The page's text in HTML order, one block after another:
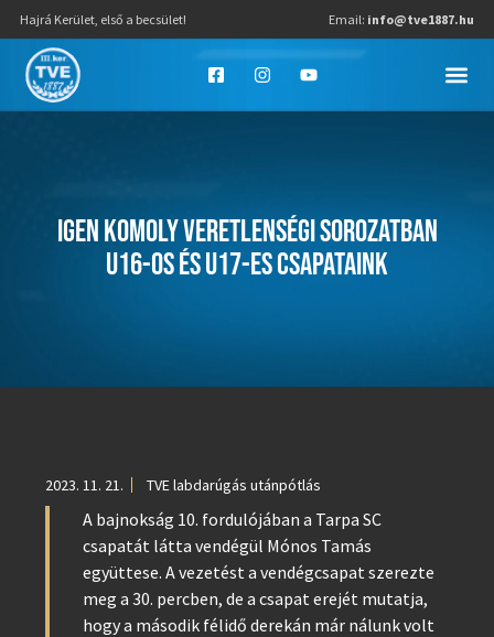
Hajrá Kerület, első a becsület! Email: info@tve1887.hu
IGEN KOMOLY VERETLENSÉGI SOROZATBAN
U16-OS ÉS U17-ES CSAPATAINK
2023. 11. 21. TVE labdarúgás utánpótlás
A bajnokság 10. fordulójában a Tarpa SC
csapatát látta vendégül Mónos Tamás
együttese. A vezetést a vendégcsapat szerezte
meg a 30. percben, de a csapat erejét mutatja,
hogy a második félidő derekán már nálunk volt